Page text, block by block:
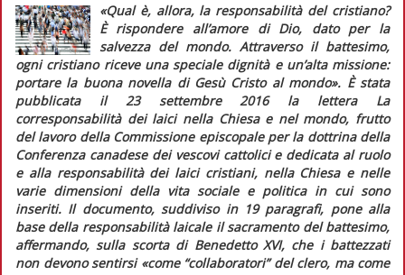
«Qual è, allora, la responsabilità del cristiano?
È rispondere all’amore di Dio, dato per la
salvezza del mondo. Attraverso il battesimo,
ogni cristiano riceve una speciale dignità e un’alta missione:
portare la buona novella di Gesù Cristo al mondo». È stata
pubblicata il 23 settembre 2016 la lettera La
corresponsabilità dei laici nella Chiesa e nel mondo, frutto
del lavoro della Commissione episcopale per la dottrina della
Conferenza canadese dei vescovi cattolici e dedicata al ruolo
e alla responsabilità dei laici cristiani, nella Chiesa e nelle
varie dimensioni della vita sociale e politica in cui sono
inseriti. Il documento, suddiviso in 19 paragrafi, pone alla
base della responsabilità laicale il sacramento del battesimo,
affermando, sulla scorta di Benedetto XVI, che i battezzati
non devono sentirsi «come “collaboratori” del clero, ma come